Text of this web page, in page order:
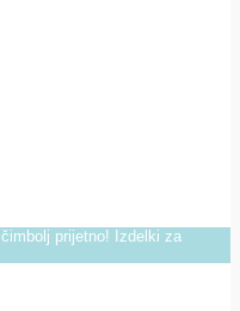
prijetno! Izdelki za